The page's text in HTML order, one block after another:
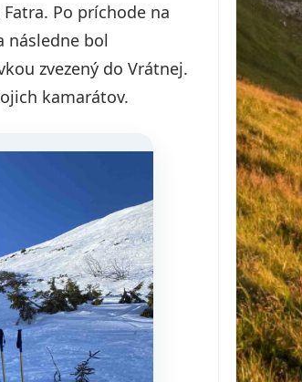
Po príchode na
následne bol
zvezený do Vrátnej.
kamarátov.